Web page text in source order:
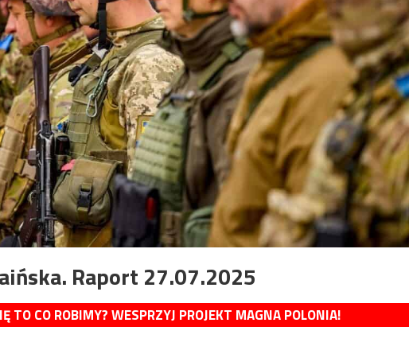
Raport 27.07.2025
TO CO ROBIMY? WESPRZYJ PROJEKT MAGNA POLONIA!